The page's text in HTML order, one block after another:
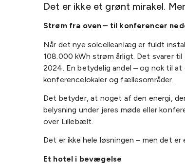
Det er ikke et grønt mirakel.
Strøm fra oven – til konferencer
Når det nye solcelleanlæg er fuldt
108.000 kWh strøm årligt. Det svarer
2024. En betydelig andel – og nok til
konferencelokaler og fællesområder.
Det betyder, at noget af den energi,
belysning under jeres møde eller
over Lillebælt.
Det er ikke hele løsningen – men det
Et hotel i bevægelse